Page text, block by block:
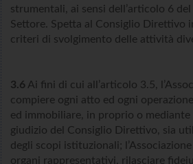
strumentali, ai sensi dell’articolo 6 del
Settore. Spetta al Consiglio Direttivo
criteri di svolgimento delle attività
3.6 Ai fini di cui all’articolo 3.5,
compiere ogni atto ed ogni
ed immobiliare, in proprio o mediante
giudizio del Consiglio Direttivo, sia
degli scopi istituzionali;
organi rappresentativi, rilasciare